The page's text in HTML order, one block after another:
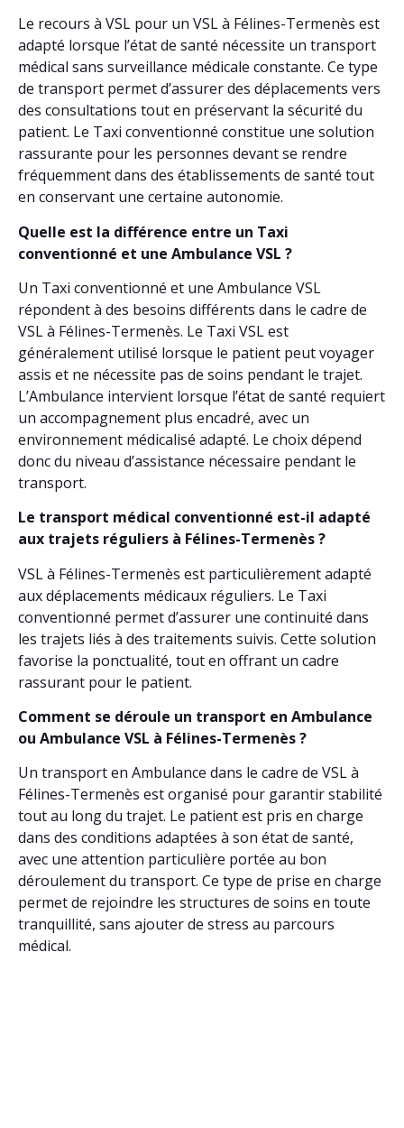
Le recours à VSL pour un VSL à Félines-Termenès est
adapté lorsque l’état de santé nécessite un transport
médical sans surveillance médicale constante. Ce type
de transport permet d’assurer des déplacements vers
des consultations tout en préservant la sécurité du
patient. Le Taxi conventionné constitue une solution
rassurante pour les personnes devant se rendre
fréquemment dans des établissements de santé tout
en conservant une certaine autonomie.
Quelle est la différence entre un Taxi
conventionné et une Ambulance VSL ?
Un Taxi conventionné et une Ambulance VSL
répondent à des besoins différents dans le cadre de
VSL à Félines-Termenès. Le Taxi VSL est
généralement utilisé lorsque le patient peut voyager
assis et ne nécessite pas de soins pendant le trajet.
L’Ambulance intervient lorsque l’état de santé requiert
un accompagnement plus encadré, avec un
environnement médicalisé adapté. Le choix dépend
donc du niveau d’assistance nécessaire pendant le
transport.
Le transport médical conventionné est-il adapté
aux trajets réguliers à Félines-Termenès ?
VSL à Félines-Termenès est particulièrement adapté
aux déplacements médicaux réguliers. Le Taxi
conventionné permet d’assurer une continuité dans
les trajets liés à des traitements suivis. Cette solution
favorise la ponctualité, tout en offrant un cadre
rassurant pour le patient.
Comment se déroule un transport en Ambulance
ou Ambulance VSL à Félines-Termenès ?
Un transport en Ambulance dans le cadre de VSL à
Félines-Termenès est organisé pour garantir stabilité
tout au long du trajet. Le patient est pris en charge
dans des conditions adaptées à son état de santé,
avec une attention particulière portée au bon
déroulement du transport. Ce type de prise en charge
permet de rejoindre les structures de soins en toute
tranquillité, sans ajouter de stress au parcours
médical.